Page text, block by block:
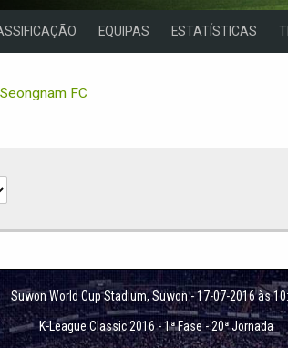
EQUIPAS ESTATÍSTICAS
FC
Suwon World Cup Stadium, Suwon - 17-07-2016 às
K-League Classic 2016-1ª Fase - 20ª Jornada